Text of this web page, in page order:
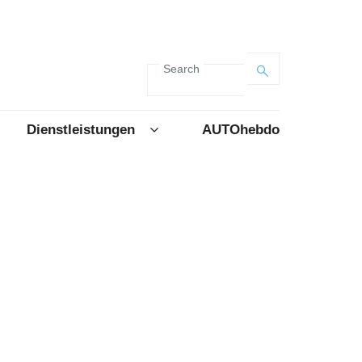
Search
Dienstleistungen AUTOhebdo